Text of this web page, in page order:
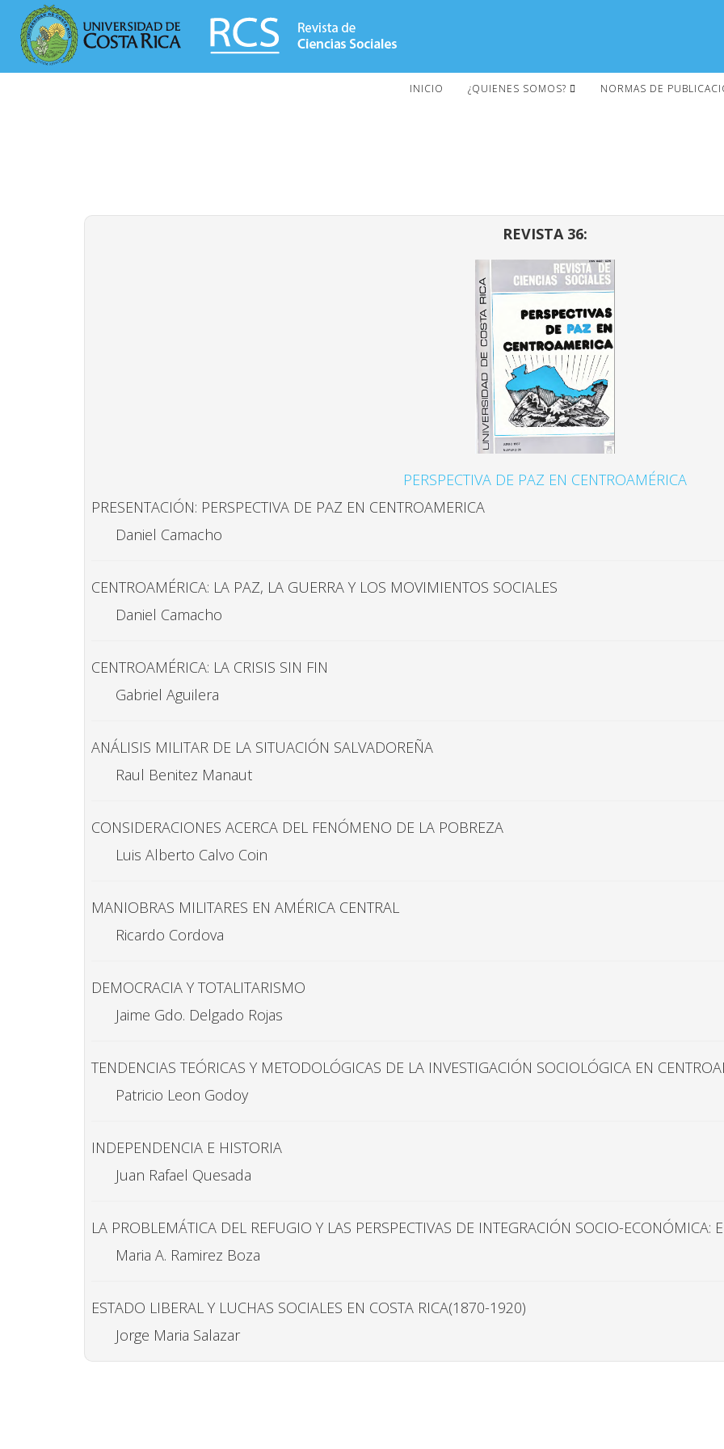
INICIO ¿QUIENES SOMOS? NORMAS DE
REVISTA 36:
PERSPECTIVA DE PAZ EN CENTROAMÉRICA
PRESENTACIÓN: PERSPECTIVA DE PAZ EN CENTROAMERICA
Daniel Camacho
CENTROAMÉRICA: LA PAZ, LA GUERRA Y LOS MOVIMIENTOS SOCIALES
Daniel Camacho
CENTROAMÉRICA: LA CRISIS SIN FIN
Gabriel Aguilera
ANÁLISIS MILITAR DE LA SITUACIÓN SALVADOREÑA
Raul Benitez Manaut
CONSIDERACIONES ACERCA DEL FENÓMENO DE LA POBREZA
Luis Alberto Calvo Coin
MANIOBRAS MILITARES EN AMÉRICA CENTRAL
Ricardo Cordova
DEMOCRACIA Y TOTALITARISMO
Jaime Gdo. Delgado Rojas
TENDENCIAS TEÓRICAS Y METODOLÓGICAS DE LA INVESTIGACIÓN SOCIOLÓGICA EN
Patricio Leon Godoy
INDEPENDENCIA E HISTORIA
Juan Rafael Quesada
LA PROBLEMÁTICA DEL REFUGIO Y LAS PERSPECTIVAS DE INTEGRACIÓN SOCIO-ECONÓMICA:
Maria A. Ramirez Boza
ESTADO LIBERAL Y LUCHAS SOCIALES EN COSTA RICA(1870-1920)
Jorge Maria Salazar